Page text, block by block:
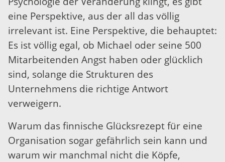
eine Perspektive, aus der all das völlig
irrelevant ist. Eine Perspektive, die behauptet:
Es ist völlig egal, ob Michael oder seine 500
Mitarbeitenden Angst haben oder glücklich
sind, solange die Strukturen des
Unternehmens die richtige Antwort
verweigern.
Warum das finnische Glücksrezept für eine
Organisation sogar gefährlich sein kann und
warum wir manchmal nicht die Köpfe,